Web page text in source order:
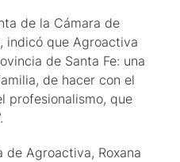
de la Cámara de
indicó que Agroactiva
de Santa Fe: una
de hacer con el
profesionalismo, que
de Agroactiva, Roxana